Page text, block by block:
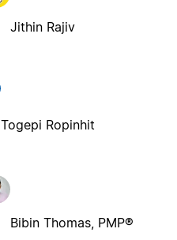
Jithin Rajiv
Togepi Ropinhit
Bibin Thomas, PMP®